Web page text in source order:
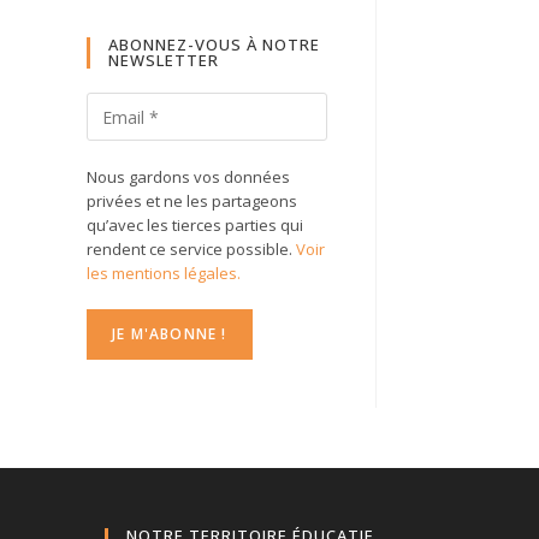
ABONNEZ-VOUS À NOTRE
NEWSLETTER
Nous gardons vos données
privées et ne les partageons
qu’avec les tierces parties qui
rendent ce service possible. Voir
les mentions légales.